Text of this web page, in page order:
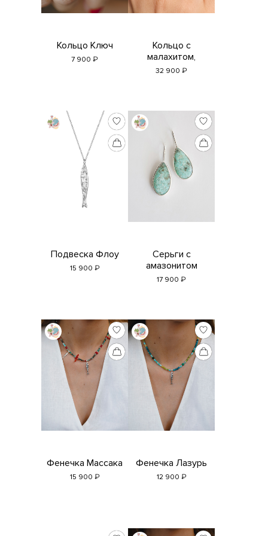
Кольцо Ключ
7 900 ₽
Кольцо с
малахитом,
офитом и яшмой
32 900 ₽
Подвеска Флоу
15 900 ₽
Серьги с
амазонитом
17 900 ₽
Фенечка Массака
15 900 ₽
Фенечка Лазурь
12 900 ₽